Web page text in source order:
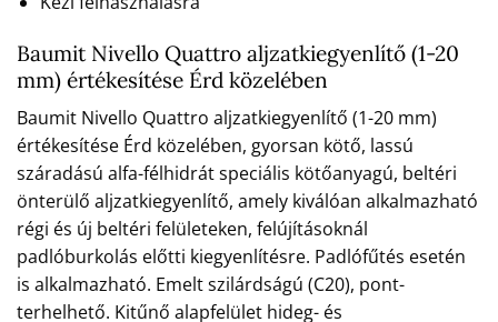
Baumit Nivello Quattro aljzatkiegyenlítő (1-20
mm) értékesítése Érd közelében
Baumit Nivello Quattro aljzatkiegyenlítő (1-20 mm)
értékesítése Érd közelében, gyorsan kötő, lassú
száradású alfa-félhidrát speciális kötőanyagú, beltéri
önterülő aljzatkiegyenlítő, amely kiválóan alkalmazható
régi és új beltéri felületeken, felújításoknál
padlóburkolás előtti kiegyenlítésre. Padlófűtés esetén
is alkalmazható. Emelt szilárdságú (C20), pont-
terhelhető. Kitűnő alapfelület hideg- és